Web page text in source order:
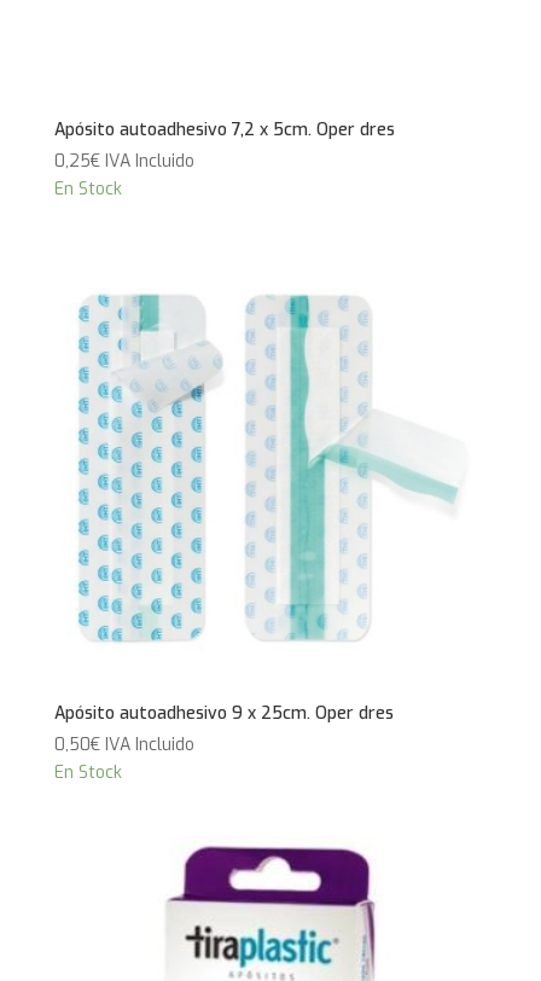
Apósito autoadhesivo 7,2 x 5cm. Oper dres
0,25€ IVA Incluido
En Stock
Apósito autoadhesivo 9 x 25cm. Oper dres
0,50€ IVA Incluido
En Stock